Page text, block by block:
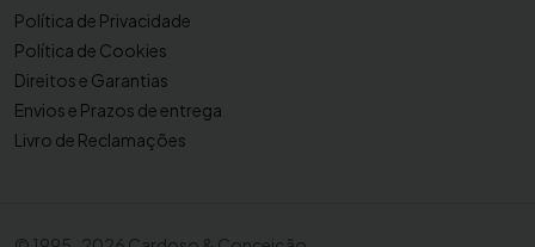
Política de Privacidade
Política de Cookies
Direitos e Garantias
Envios e Prazos de entrega
Livro de Reclamações